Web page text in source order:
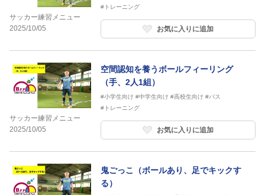
サッカー練習メニュー
2025/10/05
#トレーニング
お気に入りに追加
サッカー練習メニュー
2025/10/05
空間認知を養うボールフィーリング
（手、2人1組）
#小学生向け #中学生向け #高校生向け #パス
#トレーニング
お気に入りに追加
鬼ごっこ（ボールあり、足でキックす
る）